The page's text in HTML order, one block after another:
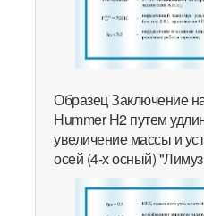
Образец Заключение
Hummer H2 путем
увеличение массы и
осей (4-х осный)